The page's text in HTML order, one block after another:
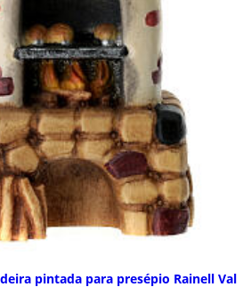
pintada para presépio Rainell Val